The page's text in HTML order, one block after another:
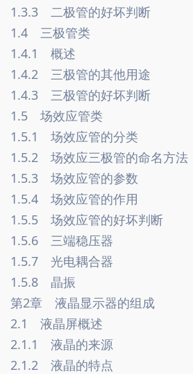
1.3.3　二极管的好坏判断
1.4　三极管类
1.4.1　概述
1.4.2　三极管的其他用途
1.4.3　三极管的好坏判断
1.5　场效应管类
1.5.1　场效应管的分类
1.5.2　场效应三极管的命名方法
1.5.3　场效应管的参数
1.5.4　场效应管的作用
1.5.5　场效应管的好坏判断
1.5.6　三端稳压器
1.5.7　光电耦合器
1.5.8　晶振
第2章　液晶显示器的组成
2.1　液晶屏概述
2.1.1　液晶的来源
2.1.2　液晶的特点